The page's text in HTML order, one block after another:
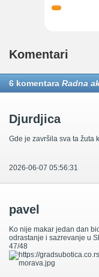
Komentari
6 komentara Radna
Djurdjica
Gde je završila sva ta žuta
2026-06-07 05:56:31
pavel
Ko nije makar jedan dan
odrastanje i sazrevanje u
47/48